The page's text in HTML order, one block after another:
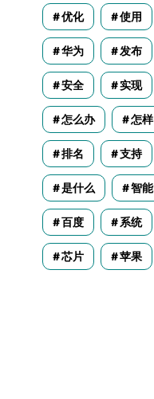
优化 使用
华为 发布
安全 实现
怎么办 怎样
排名 支持
是什么 智能
百度 系统
芯片 苹果